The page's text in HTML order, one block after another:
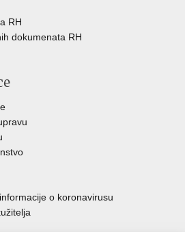
RH
dokumenata RH
o koronavirusu